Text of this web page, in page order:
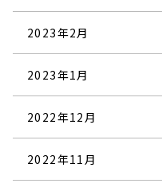
2023年2月
2023年1月
2022年12月
2022年11月